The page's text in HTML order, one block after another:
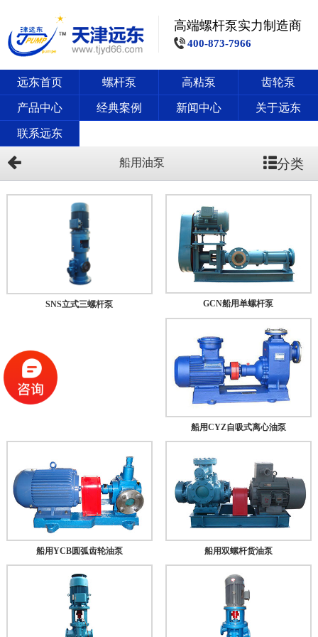
高端螺杆泵实力制造商
400-873-7966
远东首页 螺杆泵 高粘泵 齿轮泵
产品中心 经典案例 新闻中心 关于远东
联系远东
船用油泵 分类
SNS立式三螺杆泵 GCN船用单螺杆泵
船用CYZ自吸式离心油泵
船用YCB圆弧齿轮油泵 船用双螺杆货油泵